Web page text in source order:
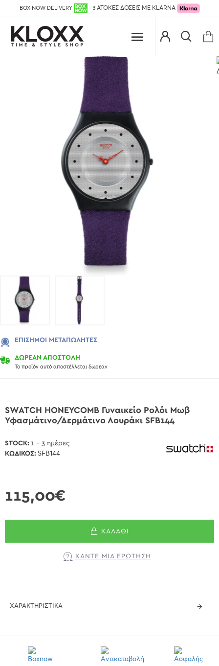
BOX NOW DELIVERY 3 ΑΤΟΚΕΣ ΔΟΣΕΙΣ ΜΕ KLARNA
ΔΩΡΕΑΝ ΑΠΟΣΤΟΛΗ
Το προϊόν αυτό αποστέλλεται δωρεάν
ΕΠΊΣΗΜΟΙ ΜΕΤΑΠΩΛΗΤΈΣ
SWATCH HONEYCOMB Γυναικείο Ρολόι Μωβ
Υφασμάτινο/Δερμάτινο Λουράκι SFB144
115,00€
STOCK: 1 - 3 ημέρες
ΚΩΔΙΚΌΣ: SFB144
ΚΑΛΆΘΙ
ΚΆΝΤΕ ΜΊΑ ΕΡΏΤΗΣΗ
ΧΑΡΑΚΤΗΡΙΣΤΙΚΆ